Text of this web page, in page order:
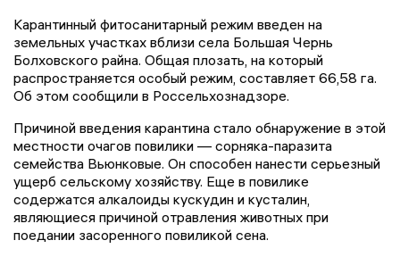
Карантинный фитосанитарный режим введен на
земельных участках вблизи села Большая Чернь
Болховского райна. Общая плозать, на который
распространяется особый режим, составляет 66,58 га.
Об этом сообщили в Россельхознадзоре.
Причиной введения карантина стало обнаружение в этой
местности очагов повилики — сорняка-паразита
семейства Вьюнковые. Он способен нанести серьезный
ущерб сельскому хозяйству. Еще в повилике
содержатся алкалоиды кускудин и кусталин,
являющиеся причиной отравления животных при
поедании засоренного повиликой сена.